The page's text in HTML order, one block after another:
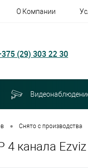
О Компании
(29) 303 22 30
• Снято с производства
4 канала